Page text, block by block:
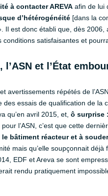
à contacter AREVA afin de lui
d’hétérogénéité [dans la
Il est donc établi que, dès 2006,
conditions satisfaisantes et
et l’État
avertissements répétés de
des essais de qualification de la
qu’en avril 2015, et, ô surprise
l’ASN, c’est que cette
bâtiment réacteur et à
mais qu’elle soupçonnait
EDF et Areva se sont
rendu pratiquement